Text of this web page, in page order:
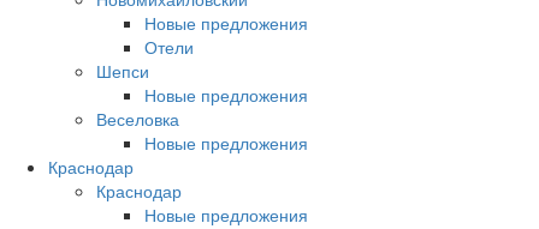
Новые предложения
Отели
Шепси
Новые предложения
Веселовка
Новые предложения
Краснодар
Краснодар
Новые предложения